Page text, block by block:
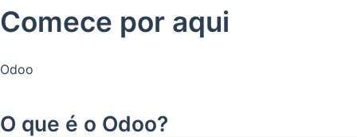
Comece por aqui
Odoo
O que é o Odoo?